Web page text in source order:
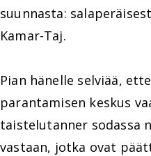
suunnasta:
Kamar-Taj.
Pian hänelle selviää,
parantamisen keskus
taistelutanner sodassa
vastaan, jotka ovat